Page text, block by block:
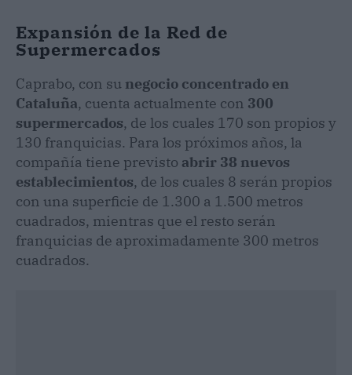
Expansión de la Red de
Supermercados
Caprabo, con su negocio concentrado en
Cataluña, cuenta actualmente con 300
supermercados, de los cuales 170 son propios y
130 franquicias. Para los próximos años, la
compañía tiene previsto abrir 38 nuevos
establecimientos, de los cuales 8 serán propios
con una superficie de 1.300 a 1.500 metros
cuadrados, mientras que el resto serán
franquicias de aproximadamente 300 metros
cuadrados.